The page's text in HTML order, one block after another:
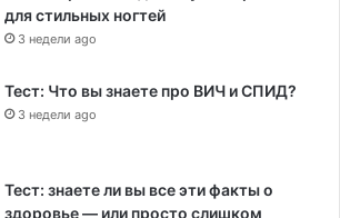
для стильных ногтей
3 недели ago
Тест: Что вы знаете про ВИЧ и СПИД?
3 недели ago
Тест: знаете ли вы все эти факты о
здоровье — или просто слишком